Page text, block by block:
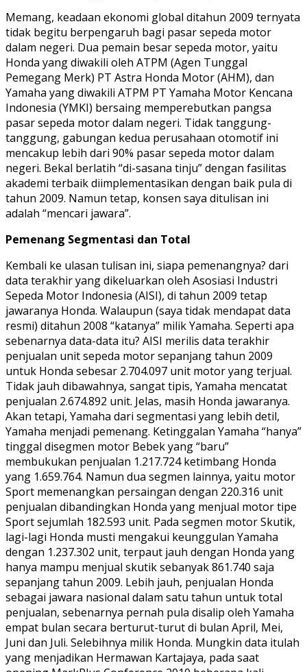
Memang, keadaan ekonomi global ditahun 2009 ternyata
tidak begitu berpengaruh bagi pasar sepeda motor
dalam negeri. Dua pemain besar sepeda motor, yaitu
Honda yang diwakili oleh ATPM (Agen Tunggal
Pemegang Merk) PT Astra Honda Motor (AHM), dan
Yamaha yang diwakili ATPM PT Yamaha Motor Kencana
Indonesia (YMKI) bersaing memperebutkan pangsa
pasar sepeda motor dalam negeri. Tidak tanggung-
tanggung, gabungan kedua perusahaan otomotif ini
mencakup lebih dari 90% pasar sepeda motor dalam
negeri. Bekal berlatih “di-sasana tinju” dengan fasilitas
akademi terbaik diimplementasikan dengan baik pula di
tahun 2009. Namun tetap, konsen saya ditulisan ini
adalah “mencari jawara”.
Pemenang Segmentasi dan Total
Kembali ke ulasan tulisan ini, siapa pemenangnya? dari
data terakhir yang dikeluarkan oleh Asosiasi Industri
Sepeda Motor Indonesia (AISI), di tahun 2009 tetap
jawaranya Honda. Walaupun (saya tidak mendapat data
resmi) ditahun 2008 “katanya” milik Yamaha. Seperti apa
sebenarnya data-data itu? AISI merilis data terakhir
penjualan unit sepeda motor sepanjang tahun 2009
untuk Honda sebesar 2.704.097 unit motor yang terjual.
Tidak jauh dibawahnya, sangat tipis, Yamaha mencatat
penjualan 2.674.892 unit. Jelas, masih Honda jawaranya.
Akan tetapi, Yamaha dari segmentasi yang lebih detil,
Yamaha menjadi pemenang. Ketinggalan Yamaha “hanya”
tinggal disegmen motor Bebek yang “baru”
membukukan penjualan 1.217.724 ketimbang Honda
yang 1.659.764. Namun dua segmen lainnya, yaitu motor
Sport memenangkan persaingan dengan 220.316 unit
penjualan dibandingkan Honda yang menjual motor tipe
Sport sejumlah 182.593 unit. Pada segmen motor Skutik,
lagi-lagi Honda musti mengakui keunggulan Yamaha
dengan 1.237.302 unit, terpaut jauh dengan Honda yang
hanya mampu menjual skutik sebanyak 861.740 saja
sepanjang tahun 2009. Lebih jauh, penjualan Honda
sebagai jawara nasional dalam satu tahun untuk total
penjualan, sebenarnya pernah pula disalip oleh Yamaha
empat bulan secara berturut-turut di bulan April, Mei,
Juni dan Juli. Selebihnya milik Honda. Mungkin data itulah
yang menjadikan Hermawan Kartajaya, pada saat